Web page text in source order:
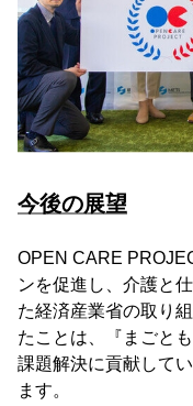
今後の展望
OPEN CARE
ンを促進し、介護と
た経済産業省の取り
たことは、『まごと
課題解決に貢献して
ます。